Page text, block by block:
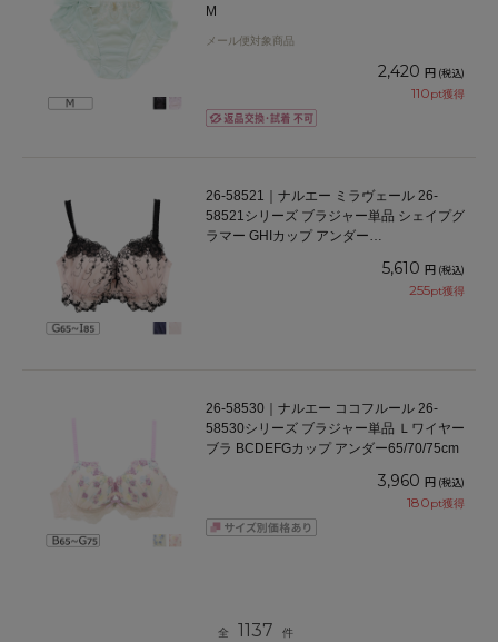
M
メール便対象商品
2,420 円 (税込)
110pt獲得
26-58521｜ナルエー ミラヴェール 26-
58521シリーズ ブラジャー単品 シェイプグ
ラマー GHIカップ アンダー
5,610 円 (税込)
255pt獲得
26-58530｜ナルエー ココフルール 26-
58530シリーズ ブラジャー単品 Ｌワイヤー
ブラ BCDEFGカップ アンダー65/70/75cm
3,960 円 (税込)
180pt獲得
全 1137 件